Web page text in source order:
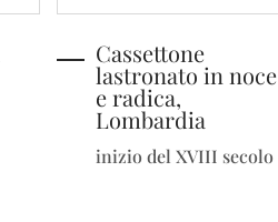
Cassettone
lastronato in noce
e radica,
Lombardia
inizio del XVIII secolo